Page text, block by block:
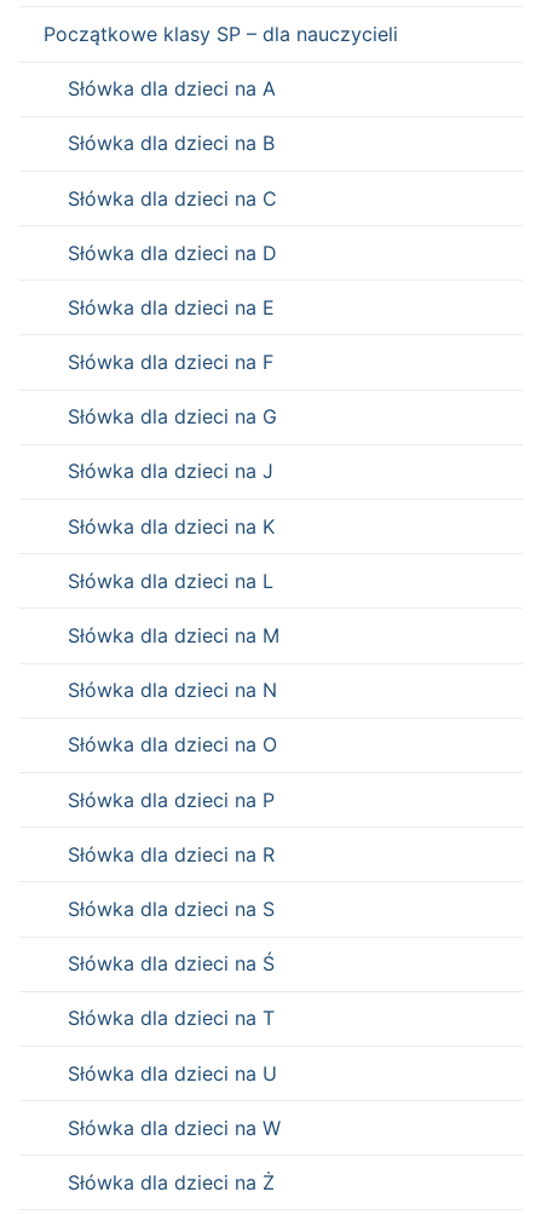
Początkowe klasy SP – dla nauczycieli
Słówka dla dzieci na A
Słówka dla dzieci na B
Słówka dla dzieci na C
Słówka dla dzieci na D
Słówka dla dzieci na E
Słówka dla dzieci na F
Słówka dla dzieci na G
Słówka dla dzieci na J
Słówka dla dzieci na K
Słówka dla dzieci na L
Słówka dla dzieci na M
Słówka dla dzieci na N
Słówka dla dzieci na O
Słówka dla dzieci na P
Słówka dla dzieci na R
Słówka dla dzieci na S
Słówka dla dzieci na Ś
Słówka dla dzieci na T
Słówka dla dzieci na U
Słówka dla dzieci na W
Słówka dla dzieci na Ż